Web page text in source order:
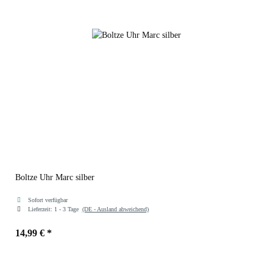
Boltze Uhr Marc silber
Sofort verfügbar
Lieferzeit: 1 - 3 Tage (DE - Ausland abweichend)
14,99 € *